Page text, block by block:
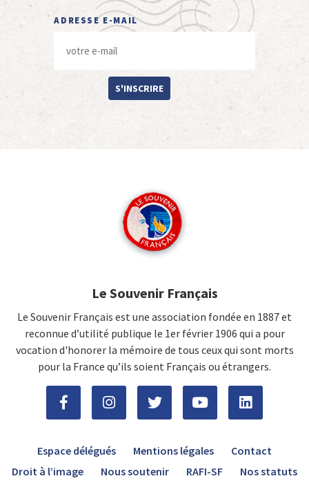
ADRESSE E-MAIL
S'INSCRIRE
Le Souvenir Français
Le Souvenir Français est une association fondée en 1887 et
reconnue d’utilité publique le 1er février 1906 qui a pour
vocation d'honorer la mémoire de tous ceux qui sont morts
pour la France qu’ils soient Français ou étrangers.
Espace délégués Mentions légales
Contact
Droit à l’image
Nous soutenir RAFI-SF Nos statuts